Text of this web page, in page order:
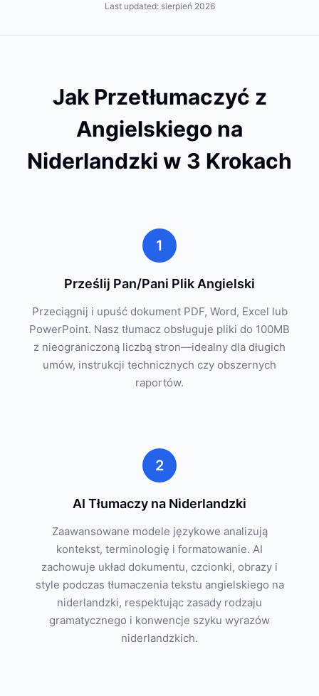
Last updated: sierpień 2026
Jak Przetłumaczyć z
Angielskiego na
Niderlandzki w 3 Krokach
1
Prześlij Pan/Pani Plik Angielski
Przeciągnij i upuść dokument PDF, Word, Excel lub
PowerPoint. Nasz tłumacz obsługuje pliki do 100MB
z nieograniczoną liczbą stron—idealny dla długich
umów, instrukcji technicznych czy obszernych
raportów.
2
AI Tłumaczy na Niderlandzki
Zaawansowane modele językowe analizują
kontekst, terminologię i formatowanie. AI
zachowuje układ dokumentu, czcionki, obrazy i
style podczas tłumaczenia tekstu angielskiego na
niderlandzki, respektując zasady rodzaju
gramatycznego i konwencje szyku wyrazów
niderlandzkich.